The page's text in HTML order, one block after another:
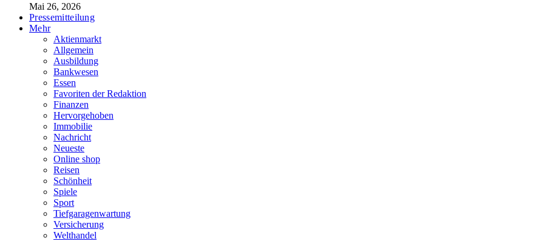
Mai 26, 2026
Pressemitteilung
Mehr
Aktienmarkt
Allgemein
Ausbildung
Bankwesen
Essen
Favoriten der Redaktion
Finanzen
Hervorgehoben
Immobilie
Nachricht
Neueste
Online shop
Reisen
Schönheit
Spiele
Sport
Tiefgaragenwartung
Versicherung
Welthandel